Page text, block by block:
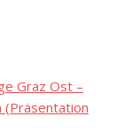
Graz Ost –
(Präsentation